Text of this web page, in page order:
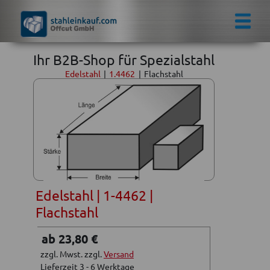
Ihr B2B-Shop für Spezialstahl
Edelstahl | 1.4462 | Flachstahl
Edelstahl | 1-4462 |
Flachstahl
ab 23,80 €
zzgl. Mwst. zzgl.Versand
Lieferzeit 3 - 6 Werktage